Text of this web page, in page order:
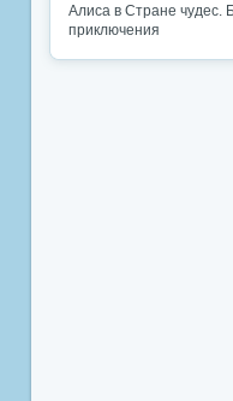
Алиса в Стране чудес.
приключения